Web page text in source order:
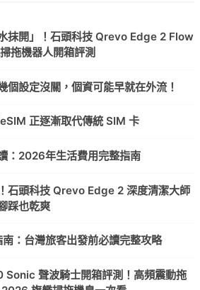
抹開」！石頭科技 Qrevo Edge 2 Flow
拖機器人開箱評測
個設定沒關，個資可能早就在外流！
正逐漸取代傳統 SIM 卡
：2026年生活費用完整指南
石頭科技 Qrevo Edge 2 深度清潔大師
踩也乾爽
：台灣旅客出發前必讀完整攻略
Sonic 聲波騎士開箱評測！高頻震動拖